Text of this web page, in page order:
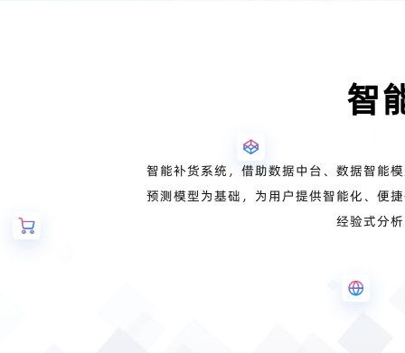
智
智能补货系统，借助数据中台、数据智能
预测模型为基础，为用户提供智能化、便
经验式分